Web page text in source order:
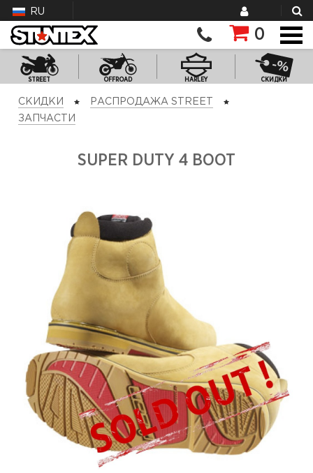
RU
0
STREET OFFROAD HARLEY СКИДКИ
СКИДКИ
РАСПРОДАЖА STREET
ЗАПЧАСТИ
SUPER DUTY 4 BOOT